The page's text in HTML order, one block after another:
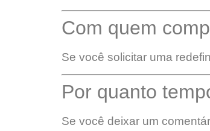
Com quem
Se você solicitar uma
Por quanto
Se você deixar um